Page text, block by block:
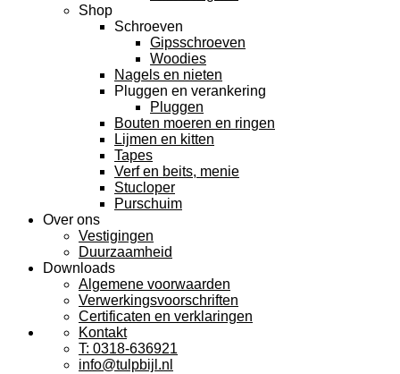
Shop
Schroeven
Gipsschroeven
Woodies
Nagels en nieten
Pluggen en verankering
Pluggen
Bouten moeren en ringen
Lijmen en kitten
Tapes
Verf en beits, menie
Stucloper
Purschuim
Over ons
Vestigingen
Duurzaamheid
Downloads
Algemene voorwaarden
Verwerkingsvoorschriften
Certificaten en verklaringen
Kontakt
T: 0318-636921
info@tulpbijl.nl